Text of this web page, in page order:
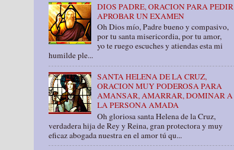
DIOS PADRE, ORACION PARA PEDIR
APROBAR UN EXAMEN
Oh Dios mío, Padre bueno y compasivo,
por tu santa misericordia, por tu amor,
yo te ruego escuches y atiendas esta mi
humilde ple...
SANTA HELENA DE LA CRUZ,
ORACION MUY PODEROSA PARA
AMANSAR, AMARRAR, DOMINAR A
LA PERSONA AMADA
Oh gloriosa santa Helena de la Cruz,
verdadera hija de Rey y Reina, gran protectora y muy
eficaz abogada nuestra en el amor tú qu...